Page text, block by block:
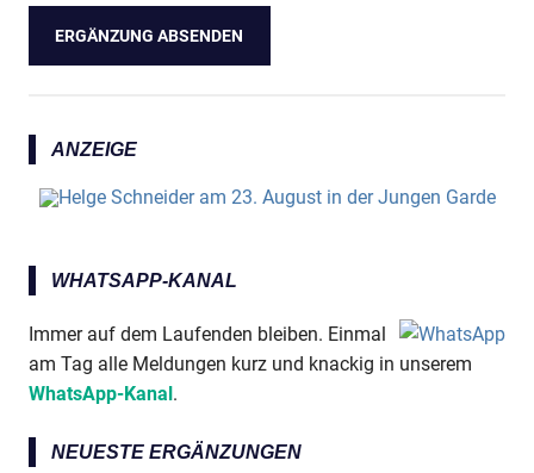
ANZEIGE
WHATSAPP-KANAL
Immer auf dem Laufenden bleiben. Einmal
am Tag alle Meldungen kurz und knackig in unserem
WhatsApp-Kanal.
NEUESTE ERGÄNZUNGEN